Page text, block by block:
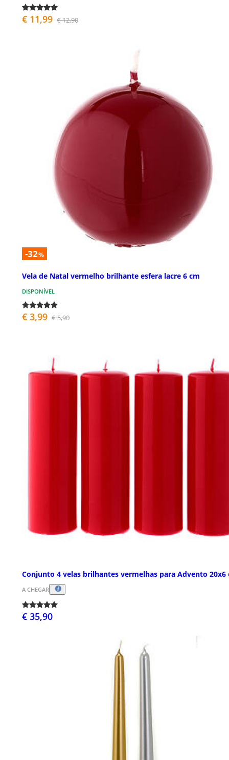
€ 11,99 € 12,90
-32%
Vela de Natal vermelho brilhante esfera lacre 6 cm
DISPONÍVEL
€ 3,99 € 5,90
Conjunto 4 velas brilhantes vermelhas para Advento 20x6
A CHEGAR
€ 35,90